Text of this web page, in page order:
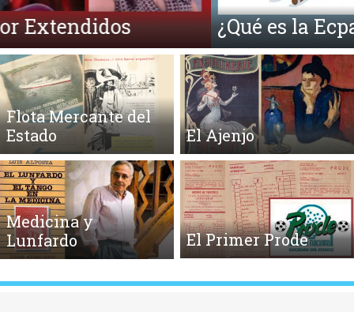
¿Qué es la Ecpatía?
Flota Mercante del
Estado
El Ajenjo
Medicina y
Lunfardo
El Primer Prode